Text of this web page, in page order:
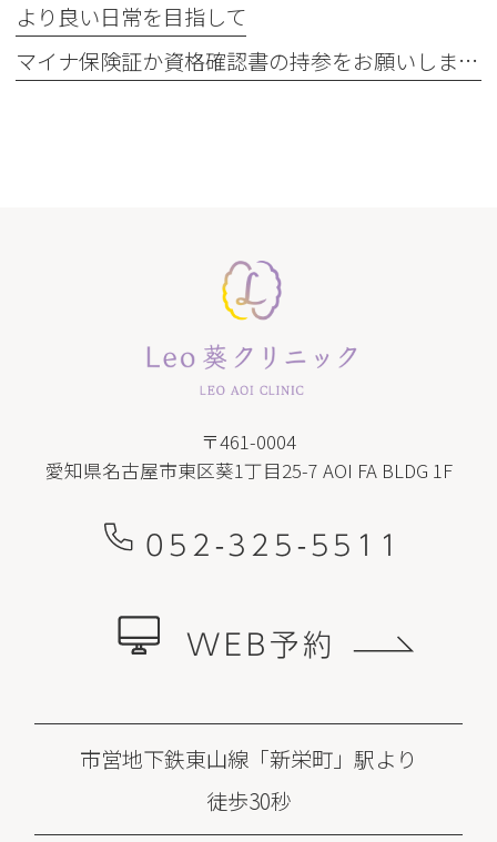
より良い日常を目指して
マイナ保険証か資格確認書の持参をお願いします
〒461-0004
愛知県名古屋市東区葵1丁目25-7 AOI FA BLDG 1F
052-325-5511
WEB予約
市営地下鉄東山線「新栄町」駅より
徒歩30秒